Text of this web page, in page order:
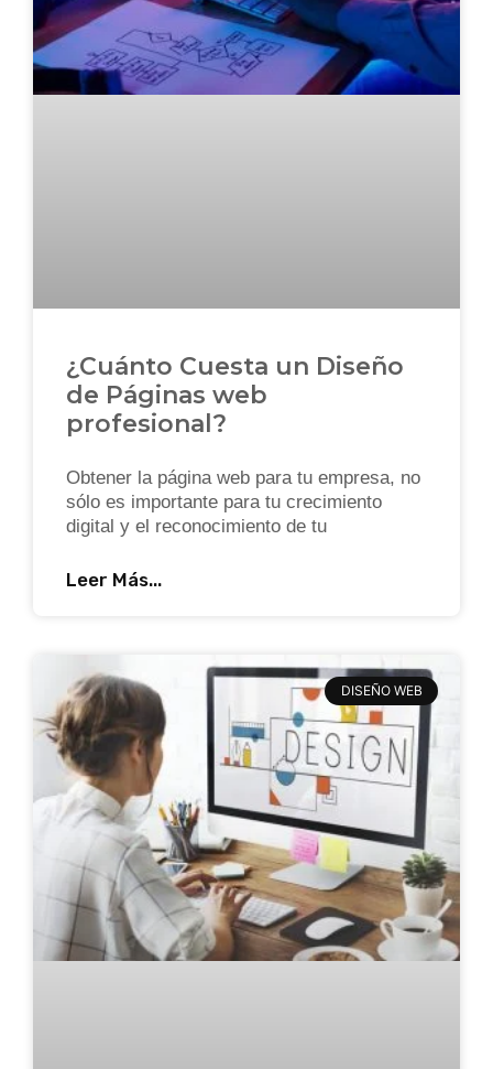
¿Cuánto Cuesta un Diseño
de Páginas web
profesional?
Obtener la página web para tu empresa, no
sólo es importante para tu crecimiento
digital y el reconocimiento de tu
Leer Más...
DISEÑO WEB